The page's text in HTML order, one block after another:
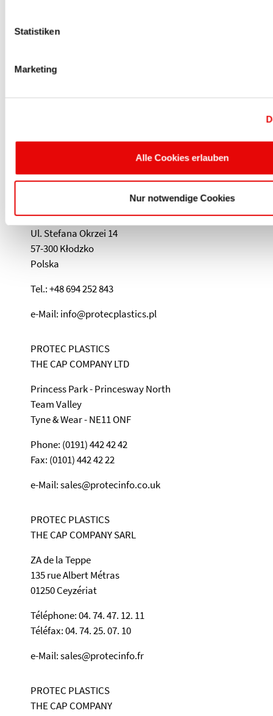
Statistiken
Marketing
Alle Cookies erlauben
Nur notwendige Cookies
PROTEC PLASTICS - THE CAP
(40) 713 77 40 • sales@protec.de
Ul. Stefana Okrzei 14
57-300 Kłodzko
Polska
Tel.: +48 694 252 843
e-Mail: info@protecplastics.pl
PROTEC PLASTICS
THE CAP COMPANY LTD
Princess Park - Princesway North
Team Valley
Tyne & Wear - NE11 ONF
Phone: (0191) 442 42 42
Fax: (0101) 442 42 22
e-Mail: sales@protecinfo.co.uk
PROTEC PLASTICS
THE CAP COMPANY SARL
ZA de la Teppe
135 rue Albert Métras
01250 Ceyzériat
Téléphone: 04. 74. 47. 12. 11
Téléfax: 04. 74. 25. 07. 10
e-Mail: sales@protecinfo.fr
PROTEC PLASTICS
THE CAP COMPANY